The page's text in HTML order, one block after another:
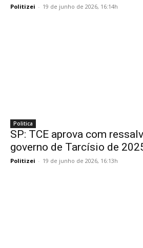
Politizei - 19 de junho de 2026, 16:14h
Politica
SP: TCE aprova com
governo de Tarcísio de
Politizei - 19 de junho de 2026, 16:13h